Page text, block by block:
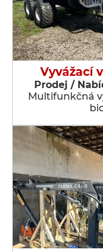
Vyvážací
Prodej /
Multifunkčná